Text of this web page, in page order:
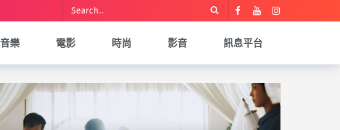
音樂 電影 時尚 影音 訊息平台